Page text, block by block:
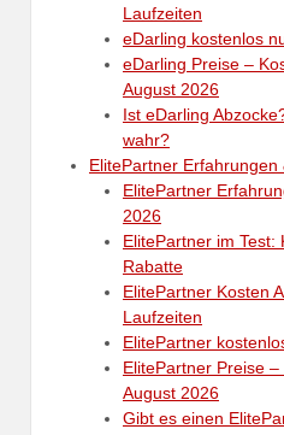
Laufzeiten
eDarling kostenlos
eDarling Preise –
August 2026
Ist eDarling
wahr?
ElitePartner Erfahrungen
ElitePartner
2026
ElitePartner im Test:
Rabatte
ElitePartner Kosten
Laufzeiten
ElitePartner
ElitePartner Preise
August 2026
Gibt es einen